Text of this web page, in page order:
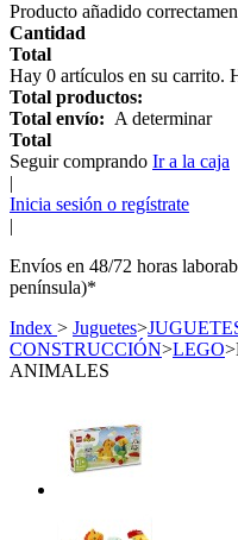
Producto añadido
Cantidad
Total
Hay 0 artículos en su carrito.
Total productos:
Total envío: A determinar
Total
Seguir comprando Ir a la caja
|
Inicia sesión o regístrate
|
Envíos en 48/72 horas
península)*
Index > Juguetes>
CONSTRUCCIÓN>LEGO>
ANIMALES